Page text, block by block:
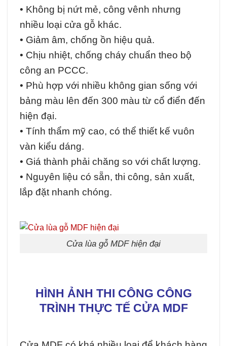
• Không bị nứt mẻ, công vênh nhưng
nhiều loại cửa gỗ khác.
• Giảm âm, chống ồn hiệu quả.
• Chịu nhiệt, chống cháy chuẩn theo bộ
công an PCCC.
• Phù hợp với nhiều không gian sống với
bảng màu lên đến 300 màu từ cổ điển đến
hiện đại.
• Tính thẩm mỹ cao, có thể thiết kế vuôn
vàn kiểu dáng.
• Giá thành phải chăng so với chất lượng.
• Nguyên liệu có sẵn, thi công, sản xuất,
lắp đặt nhanh chóng.
Cửa lùa gỗ MDF hiện đại
HÌNH ẢNH THI CÔNG CÔNG
TRÌNH THỰC TẾ CỬA MDF